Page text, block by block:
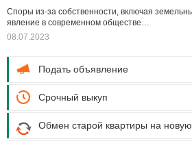
Споры из-за собственности, включая
явление в современном обществе…
08.07.2023
Подать объявление
Срочный выкуп
Обмен старой квартиры на новую